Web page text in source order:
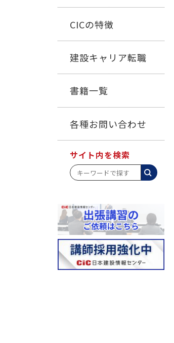
CICの特徴
建設キャリア転職
書籍一覧
各種お問い合わせ
サイト内を検索